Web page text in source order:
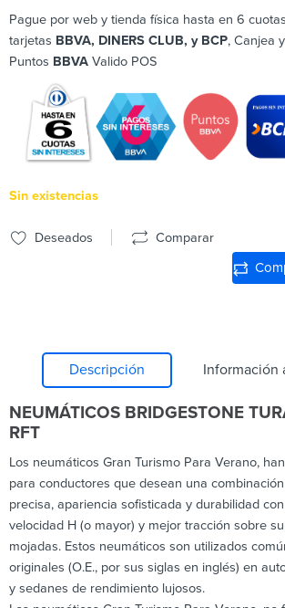
Pague por web y tienda física hasta en 6
tarjetas BBVA, DINERS CLUB, y BCP, Canjea
Puntos BBVA Valido POS
Sin existencias
Deseados Comparar
Descripción Información
NEUMÁTICOS BRIDGESTONE
RFT
Los neumáticos Gran Turismo Para Verano,
para conductores que desean una
precisa, apariencia sofisticada y durabilidad
velocidad H (o mayor) y mejor tracción sobre
mojadas. Estos neumáticos son utilizados
originales (O.E., por sus siglas en inglés) en
y sedanes de rendimiento lujosos.